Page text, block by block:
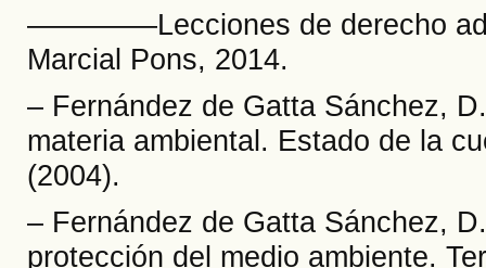
––––––––Lecciones de derecho
Marcial Pons, 2014.
– Fernández de Gatta Sánchez,
materia ambiental. Estado de la
(2004).
– Fernández de Gatta Sánchez,
protección del medio ambiente.